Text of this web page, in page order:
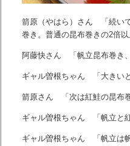
箭原（やはら）さん 「続い
巻き。普通の昆布巻きの2倍以
阿藤快さん 「帆立昆布巻き
ギャル曽根ちゃん 「大きい
箭原さん 「次は紅鮭の昆布巻
ギャル曽根ちゃん 「帆立と
ギャル曽根ちゃん 「帆立は